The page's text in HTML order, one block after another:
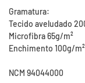
Gramatura:
Tecido aveludado
Microfibra 65g/m²
Enchimento 100g/m²
NCM 94044000